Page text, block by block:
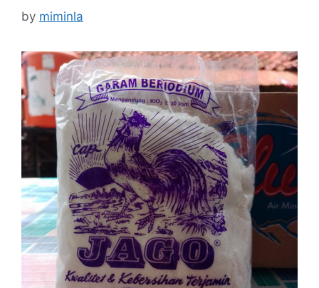
by miminla